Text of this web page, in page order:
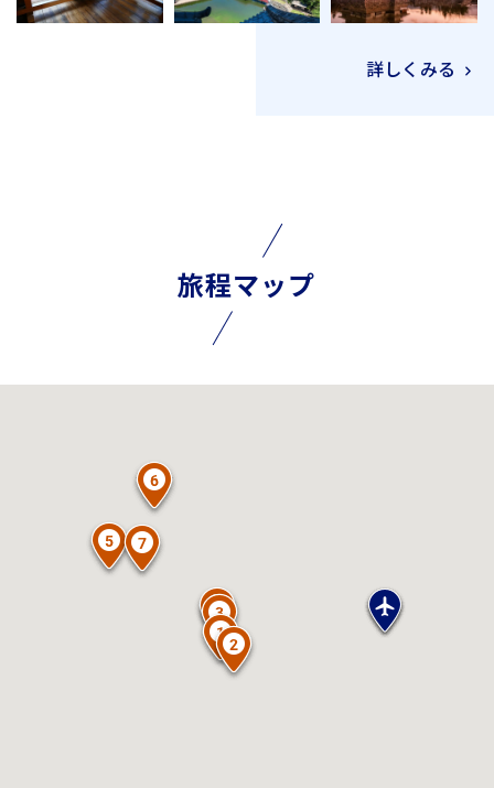
詳しくみる
旅程マップ